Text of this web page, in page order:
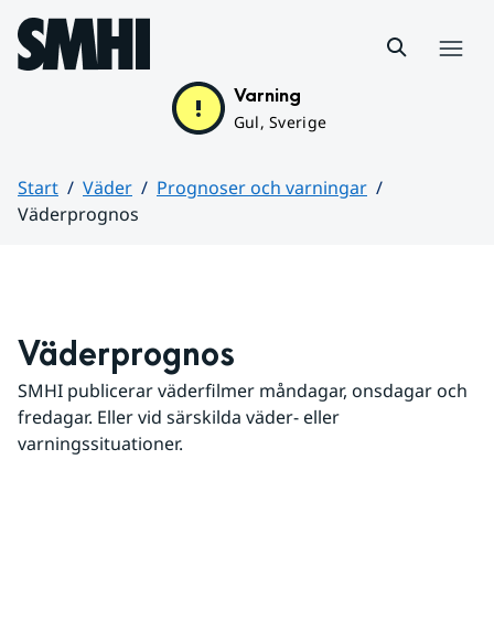
Hoppa till sidans innehåll
Varning
Gul, Sverige
Start Väder
Prognoser och varningar
Väderprognos
Väderprognos
SMHI publicerar väderfilmer måndagar, onsdagar och
fredagar. Eller vid särskilda väder- eller
varningssituationer.